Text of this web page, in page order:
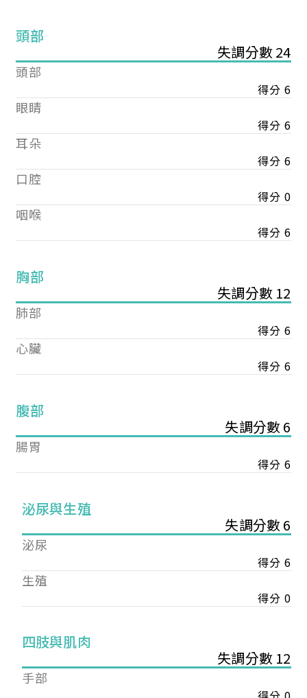
頭部
失調分數 24
頭部
得分 6
眼睛
得分 6
耳朵
得分 6
口腔
得分 0
咽喉
得分 6
胸部
失調分數 12
肺部
得分 6
心臟
得分 6
腹部
失調分數 6
腸胃
得分 6
泌尿與生殖
失調分數 6
泌尿
得分 6
生殖
得分 0
四肢與肌肉
失調分數 12
手部
您已成功送出會員申請
您好，您的會員申請，已成功送出，經本協會理事
會審核通過後即通知您進行繳費，繳費資訊如下